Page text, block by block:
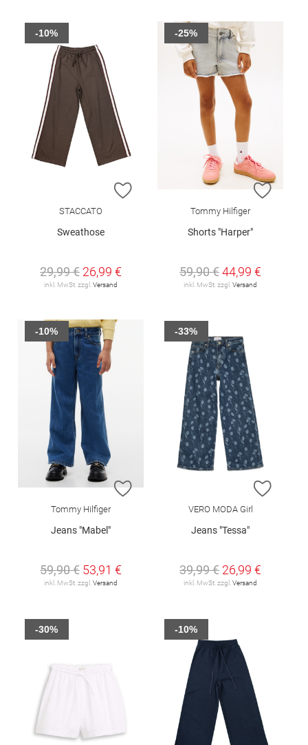
ZUR WUNSCHLISTE HINZUFÜGEN
STACCATO
Sweathose
29,99 € 26,99 €
inkl. MwSt. zzgl. Versand
-10%
ZUR
Tommy Hilfiger
Shorts "Harper"
59,90 €44,99 €
inkl. MwSt. zzgl. Versand
-25%
ZUR WUNSCHLISTE HINZUFÜGEN
Tommy Hilfiger
Jeans "Mabel"
59,90 € 53,91 €
inkl. MwSt. zzgl. Versand
-10%
ZUR
VERO MODA Girl
Jeans "Tessa"
39,99 € 26,99 €
inkl. MwSt. zzgl. Versand
-33%
-30% -10%